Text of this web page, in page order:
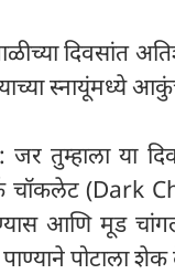
दिवसांत
स्नायूंमध्ये
तुम्हाला या
चॉकलेट (Dark
आणि मूड
पोटाला